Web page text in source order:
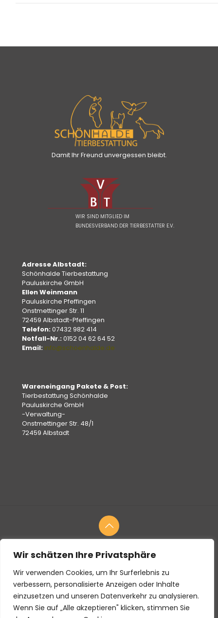
Wir schätzen Ihre Privatsphäre
Wir verwenden Cookies, um Ihr Surferlebnis zu
verbessern, personalisierte Anzeigen oder Inhalte
einzusetzen und unseren Datenverkehr zu analysieren.
Wenn Sie auf „Alle akzeptieren" klicken, stimmen Sie
Damit Ihr Freund unvergessen bleibt.
WIR SIND MITGLIED IM
BUNDESVERBAND DER TIERBESTATTER E.V.
Adresse Albstadt:
Schönhalde Tierbestattung
Pauluskirche GmbH
Ellen Weinmann
Pauluskirche Pfeffingen
Onstmettinger Str. 11
72459 Albstadt-Pfeffingen
Telefon: 07432 982 414
Notfall-Nr.: 0152 04 62 64 52
Email: info@schoenhalde.de
Wareneingang Pakete & Post:
Tierbestattung Schönhalde
Pauluskirche GmbH
-Verwaltung-
Onstmettinger Str. 48/1
72459 Albstadt
© 2026TierbestattungSchönhalde Tierbestattung
Fotos:Bildquellen|Blog| Webdesign:Bektech Digital
Impressum